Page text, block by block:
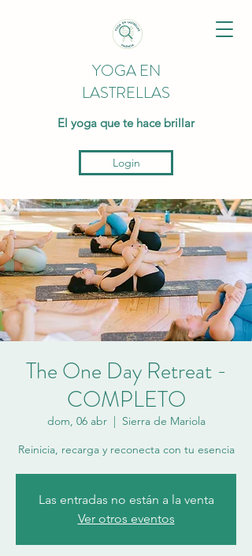
YOGA EN
LASTRELLAS
El yoga que te hace brillar
Login
The One Day Retreat -
COMPLETO
dom, 06 abr
  |
Sierra de Mariola
Reinicia, recarga y reconecta con tu esencia
Las entradas no están a la venta
Ver otros eventos